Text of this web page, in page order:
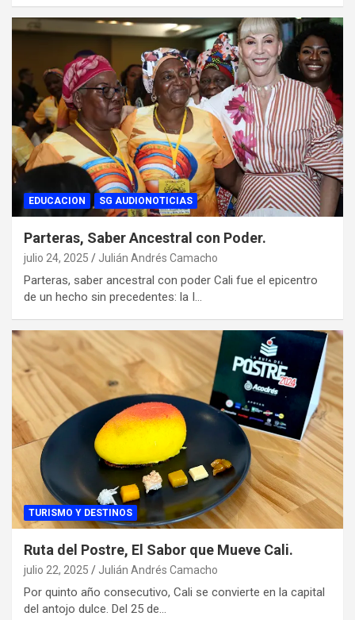
EDUCACION SG AUDIONOTICIAS
Parteras, Saber Ancestral con Poder.
julio 24, 2025 Julián Andrés Camacho
Parteras, saber ancestral con poder Cali fue el epicentro
de un hecho sin precedentes: la I…
TURISMO Y DESTINOS
Ruta del Postre, El Sabor que Mueve Cali.
julio 22, 2025 Julián Andrés Camacho
Por quinto año consecutivo, Cali se convierte en la capital
del antojo dulce. Del 25 de…